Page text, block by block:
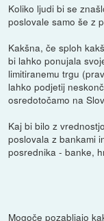
Koliko ljudi bi se
poslovale samo še z
Kakšna, če sploh
bi lahko ponujala
limitiranemu trgu
lahko podjetij
osredotočamo na
Kaj bi bilo z
poslovala z bankami
posrednika - banke,
Mogoče pozabljajo